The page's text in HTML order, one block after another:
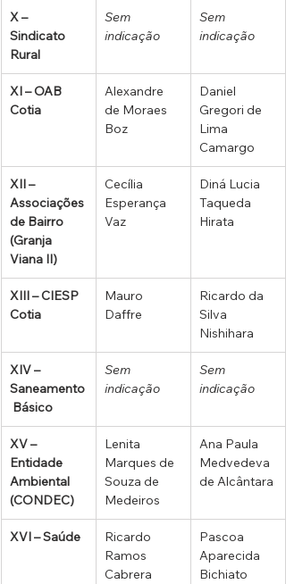
X –
Sindicato
Rural
Sem
indicação
Sem
indicação
XI – OAB
Cotia
Alexandre
de Moraes
Boz
Daniel
Gregori de
Lima
Camargo
XII –
Associações
de Bairro
(Granja
Viana II)
Cecília
Esperança
Vaz
Diná Lucia
Taqueda
Hirata
XIII – CIESP
Cotia
Mauro
Daffre
Ricardo da
Silva
Nishihara
XIV –
Saneamento
Básico
Sem
indicação
Sem
indicação
XV –
Entidade
Ambiental
(CONDEC)
Lenita
Marques de
Souza de
Medeiros
Ana Paula
Medvedeva
de Alcântara
XVI – Saúde
Ricardo
Ramos
Cabrera
Pascoa
Aparecida
Bichiato